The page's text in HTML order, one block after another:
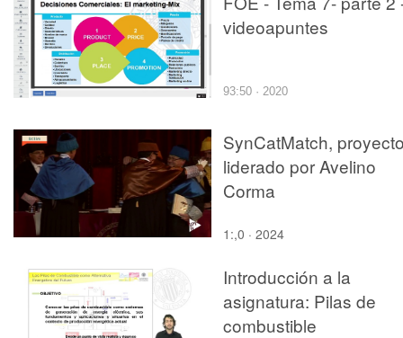
videoapuntes
93:50 · 2020
SynCatMatch,
liderado por Avelino
Corma
1:,0 · 2024
Introducción a la
asignatura: Pilas de
combustible